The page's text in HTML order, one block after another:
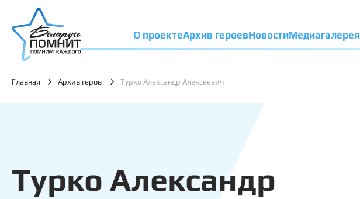
О проектеАрхив героевНовостиМедиагалерея
Главная Архив геров Турко Александр Алексеевич
Турко Александр